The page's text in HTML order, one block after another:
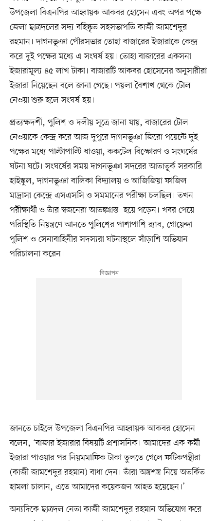
উপজেলা বিএনপির আহ্বায়ক আকবর হোসেন এবং অপর পক্ষে
জেলা ছাত্রদলের সদ্য বহিষ্কৃত সহসভাপতি কাজী জামশেদুর
রহমান। দাগনভূঞা পৌরসভার তোহা বাজারের ইজারাকে কেন্দ্র
করে দুই পক্ষের মধ্যে এ সংঘর্ষ হয়। তোহা বাজারের একসনা
ইজারামূল্য ৪৫ লাখ টাকা। বাজারটি আকবর হোসেনের অনুসারীরা
ইজারা নিয়েছেন বলে জানা গেছে। পয়লা বৈশাখ থেকে টোল
নেওয়া শুরু হলে সংঘর্ষ হয়।
প্রত্যক্ষদর্শী, পুলিশ ও দলীয় সূত্রে জানা যায়, বাজারের টোল
নেওয়াকে কেন্দ্র করে আজ দুপুরে দাগনভূঞা জিরো পয়েন্টে দুই
পক্ষের মধ্যে পাল্টাপাল্টি ধাওয়া, ককটেল বিস্ফোরণ ও সংঘর্ষের
ঘটনা ঘটে। সংঘর্ষের সময় দাগনভূঞা সদরের আতাতুর্ক সরকারি
হাইস্কুল, দাগনভূঞা বালিকা বিদ্যালয় ও আজিজিয়া ফাজিল
মাদ্রাসা কেন্দ্রে এসএসসি ও সমমানের পরীক্ষা চলছিল। তখন
পরীক্ষার্থী ও তাঁর স্বজনেরা আতঙ্কগ্রস্ত হয়ে পড়েন। খবর পেয়ে
পরিস্থিতি নিয়ন্ত্রণে আনতে পুলিশের পাশাপাশি র‍্যাব, গোয়েন্দা
পুলিশ ও সেনাবাহিনীর সদস্যরা ঘটনাস্থলে সাঁড়াশি অভিযান
পরিচালনা করেন।
জানতে চাইলে উপজেলা বিএনপির আহ্বায়ক আকবর হোসেন
বলেন, ‘বাজার ইজারার বিষয়টি প্রশাসনিক। আমাদের এক কর্মী
ইজারা পাওয়ার পর নিয়মমাফিক টাকা তুলতে গেলে ফটিকপন্থীরা
(কাজী জামশেদুর রহমান) বাধা দেন। তাঁরা অস্ত্রশস্ত্র নিয়ে অতর্কিত
হামলা চালান, এতে আমাদের কয়েকজন আহত হয়েছেন।’
অন্যদিকে ছাত্রদল নেতা কাজী জামশেদুর রহমান অভিযোগ করে